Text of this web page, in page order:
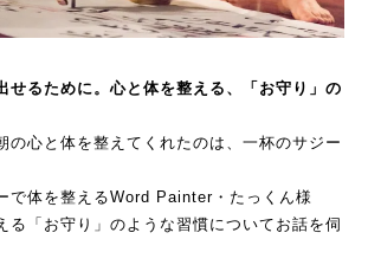
せるために。心と体を整える、「お守り」の
の心と体を整えてくれたのは、一杯のサジー
で体を整えるWord Painter・たっくん様
る「お守り」のような習慣についてお話を伺